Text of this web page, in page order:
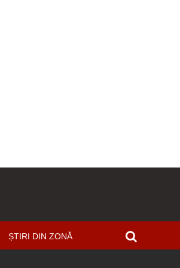
ȘTIRI DIN ZONĂ